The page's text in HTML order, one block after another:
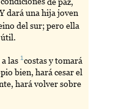
dará una hija joven
del sur; pero ella
útil.
a las1costasy tomará
bien, hará cesar el
hará volver sobre